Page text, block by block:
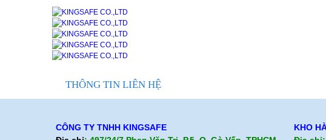
THÔNG TIN LIÊN HỆ
CÔNG TY TNHH KINGSAFE
KHO